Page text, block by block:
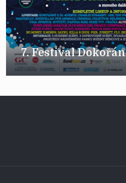
7. Festival Dokořán